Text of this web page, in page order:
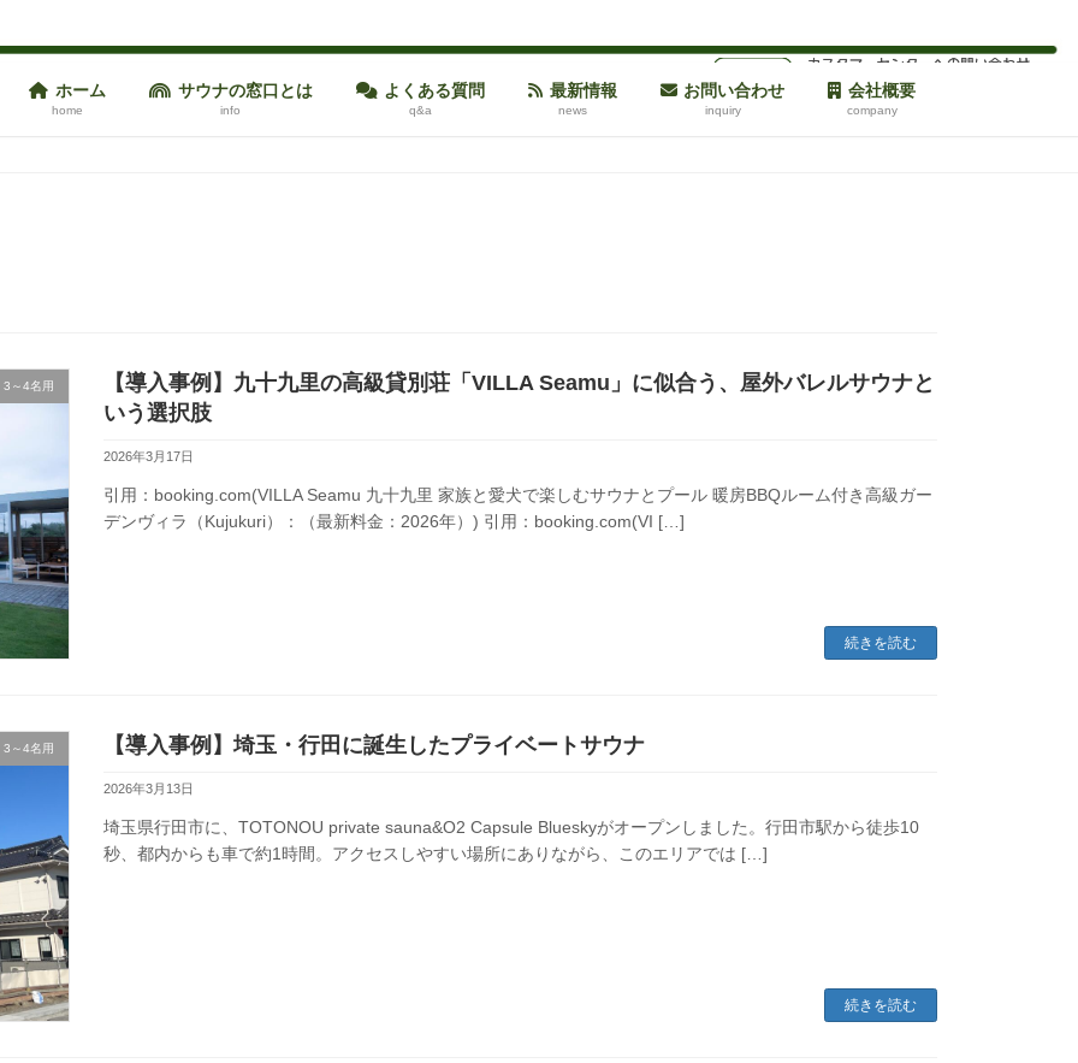
ホーム
home
サウナの窓口とは
info
よくある質問
q&a
最新情報
news
お問い合わせ
inquiry
会社概要
company
3～4名用
【導入事例】九十九里の高級貸別荘「VILLA Seamu」に似合う、屋外バレルサウナと
いう選択肢
2026年3月17日
引用：booking.com(VILLA Seamu 九十九里 家族と愛犬で楽しむサウナとプール 暖房BBQルーム付き高級ガー
デンヴィラ（Kujukuri）：（最新料金：2026年）) 引用：booking.com(VI […]
続きを読む
3～4名用 【導入事例】埼玉・行田に誕生したプライベートサウナ
2026年3月13日
埼玉県行田市に、TOTONOU private sauna&O2 Capsule Blueskyがオープンしました。行田市駅から徒歩10
秒、都内からも車で約1時間。アクセスしやすい場所にありながら、このエリアでは […]
続きを読む